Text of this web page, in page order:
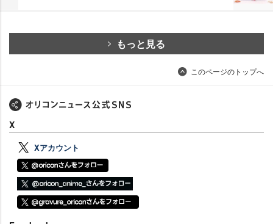
もっと見る
このページのトップへ
X
Xアカウント